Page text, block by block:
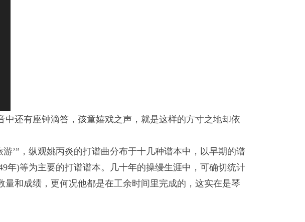
还有座钟滴答，孩童嬉戏之声，就是这样的方寸之地却依
游’”，纵观姚丙炎的打谱曲分布于十几种谱本中，以早期的谱
年)等为主要的打谱谱本。几十年的操缦生涯中，可确切统计
和成绩，更何况他都是在工余时间里完成的，这实在是琴